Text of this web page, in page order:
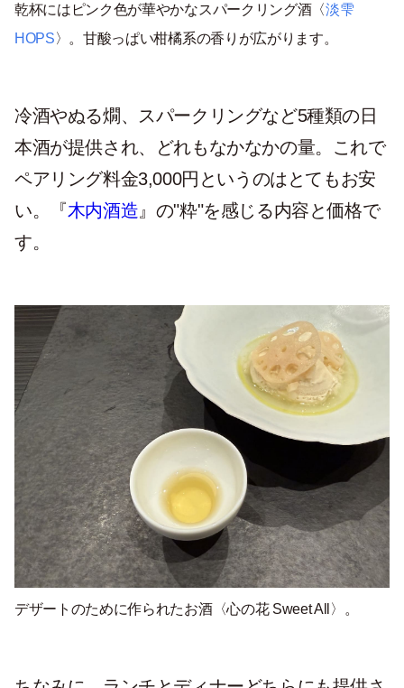
乾杯にはピンク色が華やかなスパークリング酒〈淡雫
HOPS〉。甘酸っぱい柑橘系の香りが広がります。
冷酒やぬる燗、スパークリングなど5種類の日
本酒が提供され、どれもなかなかの量。これで
ペアリング料金3,000円というのはとてもお安
い。『木内酒造 』の"粋"を感じる内容と価格で
す。
デザートのために作られたお酒〈心の花 Sweet All〉。